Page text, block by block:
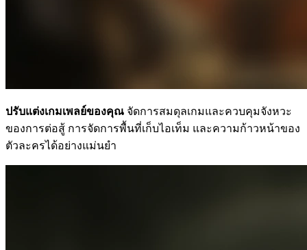
ปรับแต่งเกมเพลย์ของคุณ จัดการสมดุลเกมและควบคุมจังหวะ
ของการต่อสู้ การจัดการพื้นที่เก็บไอเท็ม และความก้าวหน้าของ
ตัวละครได้อย่างแม่นยำ